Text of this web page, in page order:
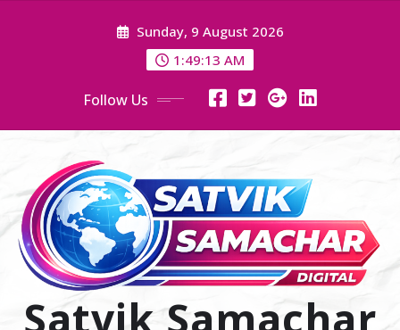
Sunday, 9 August 2026
1:49:14 AM
Follow Us
Satvik Samachar